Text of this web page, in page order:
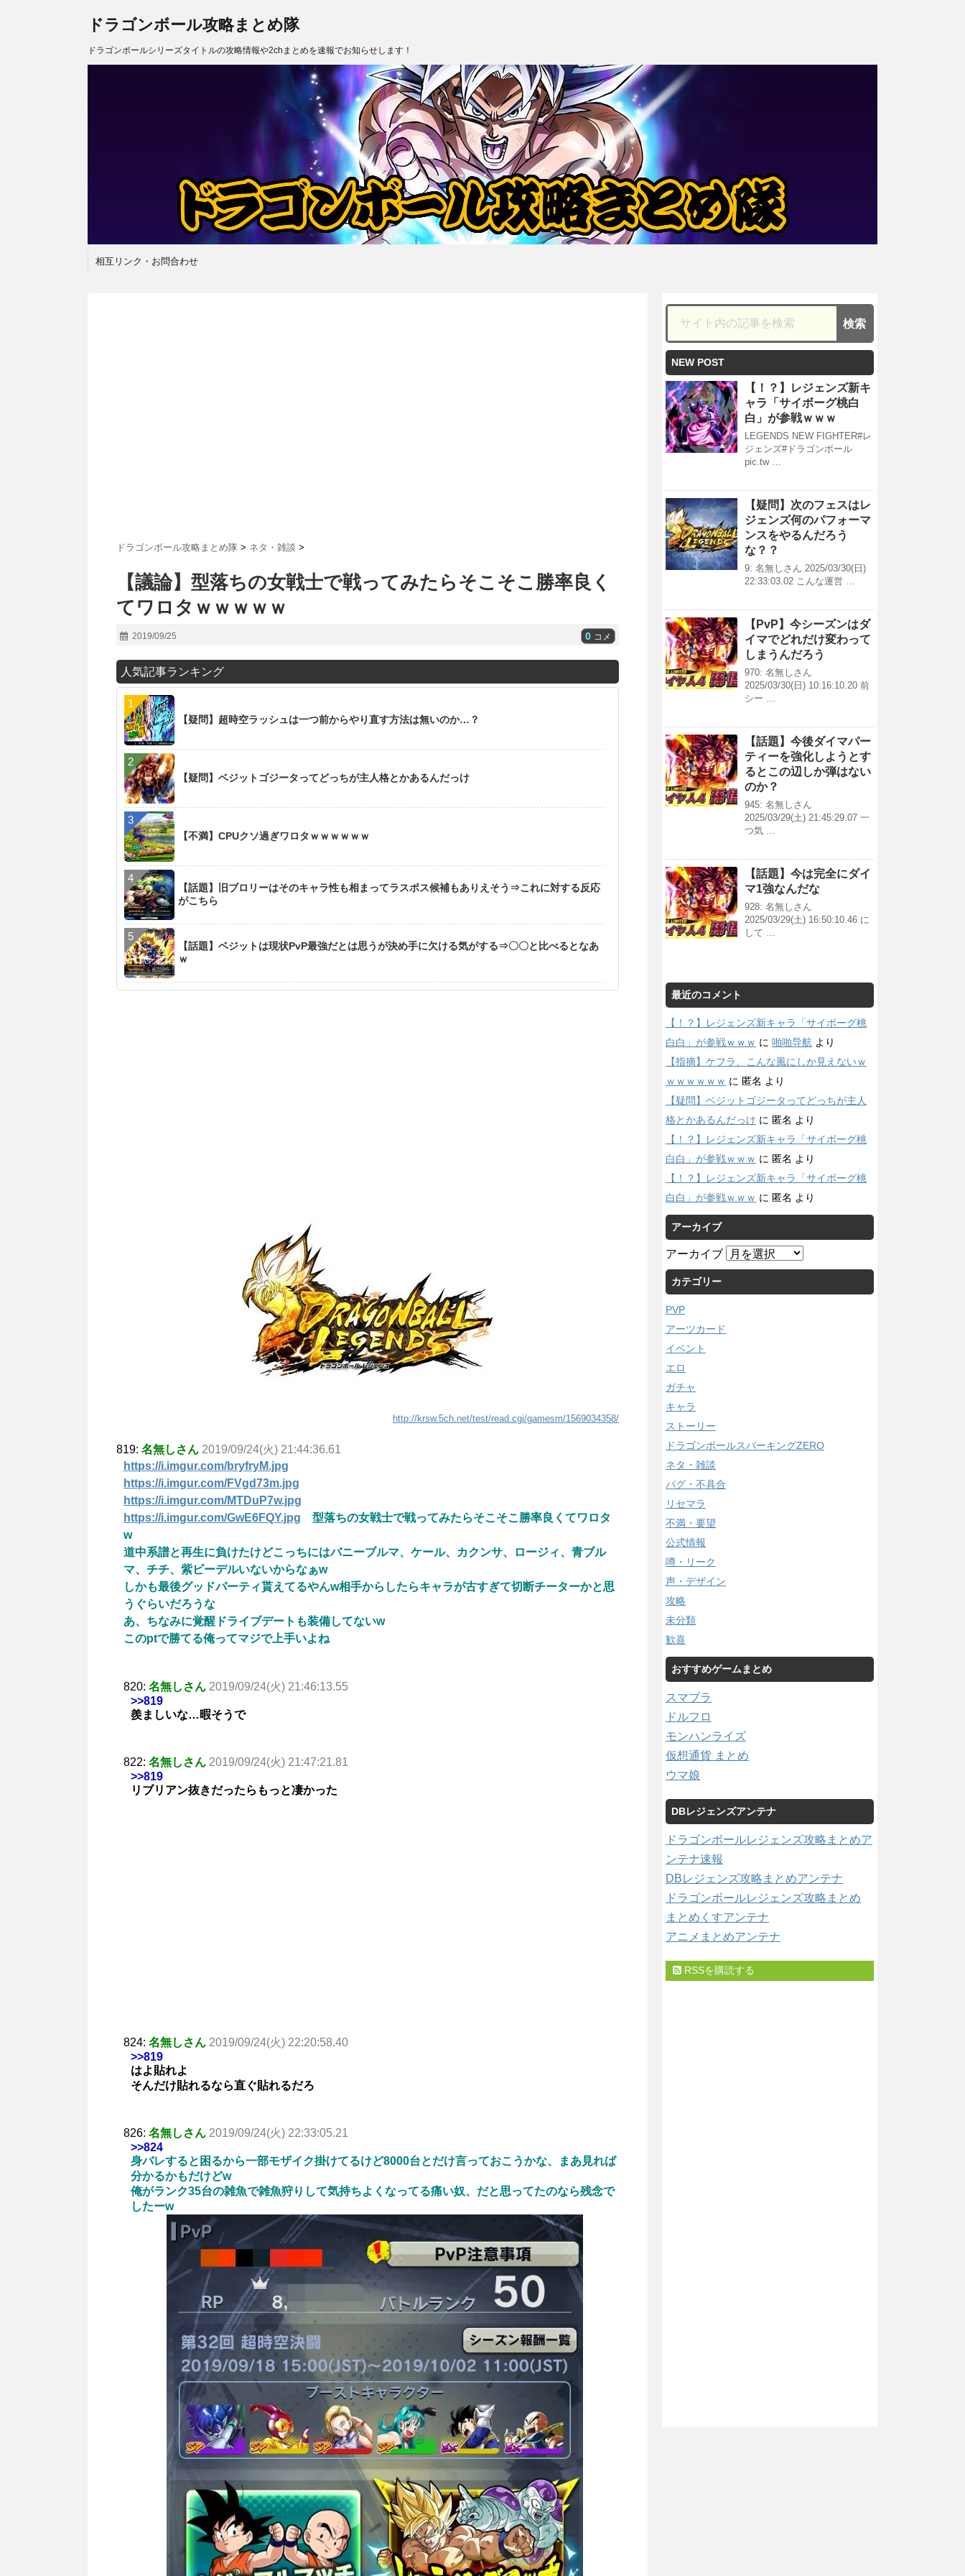
ドラゴンボール攻略まとめ隊
ドラゴンボールシリーズタイトルの攻略情報や2chまとめを速報でお知らせします！
相互リンク・お問合わせ
ドラゴンボール攻略まとめ隊 > ネタ・雑談 >
【議論】型落ちの女戦士で戦ってみたらそこそこ勝率良く
てワロタｗｗｗｗｗ
2019/09/25 0 コメ
人気記事ランキング
【疑問】超時空ラッシュは一つ前からやり直す方法は無いのか…？
【疑問】ベジットゴジータってどっちが主人格とかあるんだっけ
【不満】CPUクソ過ぎワロタｗｗｗｗｗｗ
【話題】旧ブロリーはそのキャラ性も相まってラスボス候補もありえそう⇒これに対する反応
がこちら
【話題】ベジットは現状PvP最強だとは思うが決め手に欠ける気がする⇒〇〇と比べるとなあ
ｗ
http://krsw.5ch.net/test/read.cgi/gamesm/1569034358/
819: 名無しさん 2019/09/24(火) 21:44:36.61
https://i.imgur.com/bryfryM.jpg
https://i.imgur.com/FVgd73m.jpg
https://i.imgur.com/MTDuP7w.jpg
https://i.imgur.com/GwE6FQY.jpg 型落ちの女戦士で戦ってみたらそこそこ勝率良くてワロタ
w
道中系譜と再生に負けたけどこっちにはバニーブルマ、ケール、カクンサ、ロージィ、青ブル
マ、チチ、紫ビーデルいないからなぁw
しかも最後グッドパーティ貰えてるやんw相手からしたらキャラが古すぎて切断チーターかと思
うぐらいだろうな
あ、ちなみに覚醒ドライブデートも装備してないw
このptで勝てる俺ってマジで上手いよね
820: 名無しさん 2019/09/24(火) 21:46:13.55
>>819
羨ましいな…暇そうで
822: 名無しさん 2019/09/24(火) 21:47:21.81
>>819
リブリアン抜きだったらもっと凄かった
824: 名無しさん 2019/09/24(火) 22:20:58.40
>>819
はよ貼れよ
そんだけ貼れるなら直ぐ貼れるだろ
826: 名無しさん 2019/09/24(火) 22:33:05.21
>>824
身バレすると困るから一部モザイク掛けてるけど8000台とだけ言っておこうかな、まあ見れば
分かるかもだけどw
俺がランク35台の雑魚で雑魚狩りして気持ちよくなってる痛い奴、だと思ってたのなら残念で
したーw
NEW POST
【！？】レジェンズ新キ
ャラ「サイボーグ桃白
白」が参戦ｗｗｗ
LEGENDS NEW FIGHTER#レ
ジェンズ#ドラゴンボール
pic.tw …
【疑問】次のフェスはレ
ジェンズ何のパフォーマ
ンスをやるんだろう
な？？
9: 名無しさん 2025/03/30(日)
22:33:03.02 こんな運営 …
【PvP】今シーズンはダ
イマでどれだけ変わって
しまうんだろう
970: 名無しさん
2025/03/30(日) 10:16:10.20 前
シー …
【話題】今後ダイマパー
ティーを強化しようとす
るとこの辺しか弾はない
のか？
945: 名無しさん
2025/03/29(土) 21:45:29.07 一
つ気 …
【話題】今は完全にダイ
マ1強なんだな
928: 名無しさん
2025/03/29(土) 16:50:10.46 に
して …
最近のコメント
【！？】レジェンズ新キャラ「サイボーグ桃
白白」が参戦ｗｗｗ に 啪啪导航 より
【指摘】ケフラ、こんな風にしか見えないｗ
ｗｗｗｗｗｗ に 匿名 より
【疑問】ベジットゴジータってどっちが主人
格とかあるんだっけ に 匿名 より
【！？】レジェンズ新キャラ「サイボーグ桃
白白」が参戦ｗｗｗ に 匿名 より
【！？】レジェンズ新キャラ「サイボーグ桃
白白」が参戦ｗｗｗ に 匿名 より
アーカイブ
アーカイブ
カテゴリー
PVP
アーツカード
イベント
エロ
ガチャ
キャラ
ストーリー
ドラゴンボールスパーキングZERO
ネタ・雑談
バグ・不具合
リセマラ
不満・要望
公式情報
噂・リーク
声・デザイン
攻略
未分類
歓喜
おすすめゲームまとめ
スマブラ
ドルフロ
モンハンライズ
仮想通貨 まとめ
ウマ娘
DBレジェンズアンテナ
ドラゴンボールレジェンズ攻略まとめア
ンテナ速報
DBレジェンズ攻略まとめアンテナ
ドラゴンボールレジェンズ攻略まとめ
まとめくすアンテナ
アニメまとめアンテナ
RSSを購読する